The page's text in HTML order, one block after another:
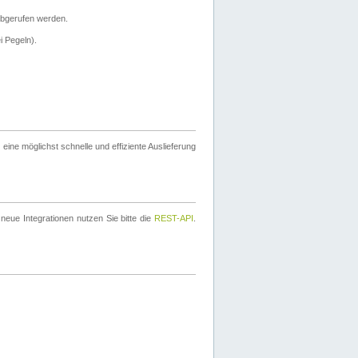
werden.
möglichst schnelle und effiziente Auslieferung
Integrationen nutzen Sie bitte die REST-API